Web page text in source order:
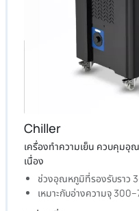
Chiller
เครื่องทำความเย็น ควบคุมอุ
เนื่อง
ช่วงอุณหภูมิที่รองรับราว
เหมาะกับอ่างความจุ